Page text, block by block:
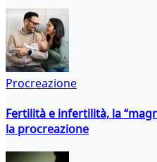
Procreazione
Fertilità e infertilità, la
la procreazione